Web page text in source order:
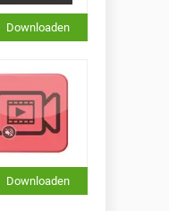
Downloaden
Downloaden